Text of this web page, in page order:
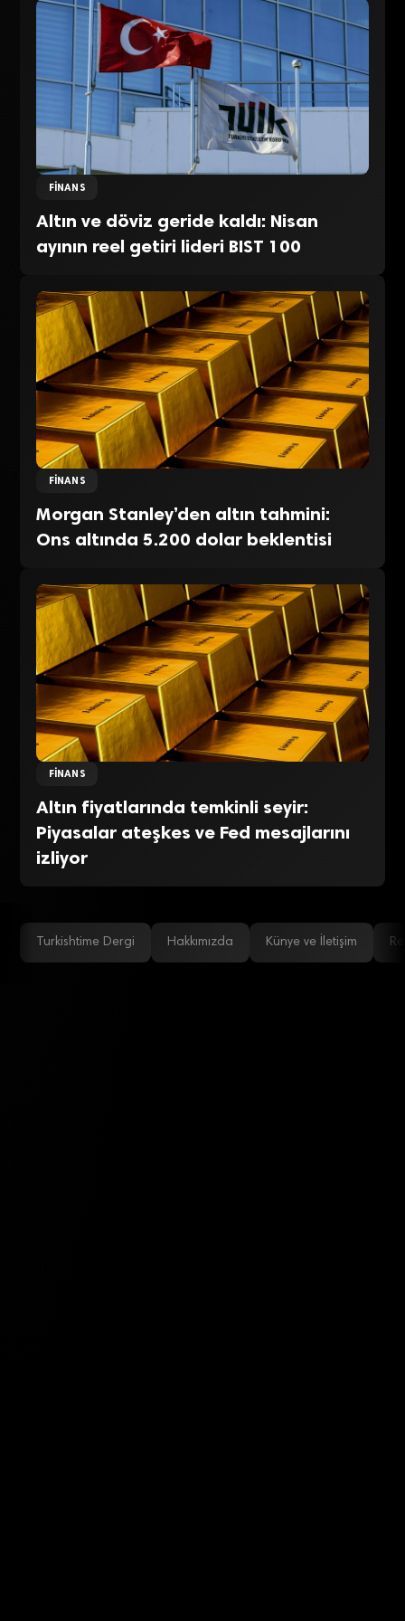
FINANS
Altın ve döviz geride kaldı: Nisan
ayının reel getiri lideri BIST 100
FINANS
Morgan Stanley’den altın tahmini:
Ons altında 5.200 dolar beklentisi
FINANS
Altın fiyatlarında temkinli seyir:
Piyasalar ateşkes ve Fed mesajlarını
izliyor
Turkishtime Dergi Hakkımızda Künye ve İletişim